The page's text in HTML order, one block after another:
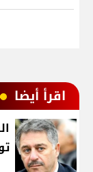
اقرأ أيضا